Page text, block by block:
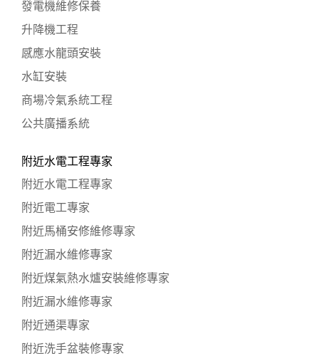
發電機維修保養
升降機工程
感應水龍頭安裝
水缸安裝
商場冷氣系統工程
公共廣播系統
附近水電工程專家
附近水電工程專家
附近電工專家
附近馬桶安修維修專家
附近漏水維修專家
附近煤氣熱水爐安裝維修專家
附近漏水維修專家
附近通渠專家
附近洗手盆裝修專家